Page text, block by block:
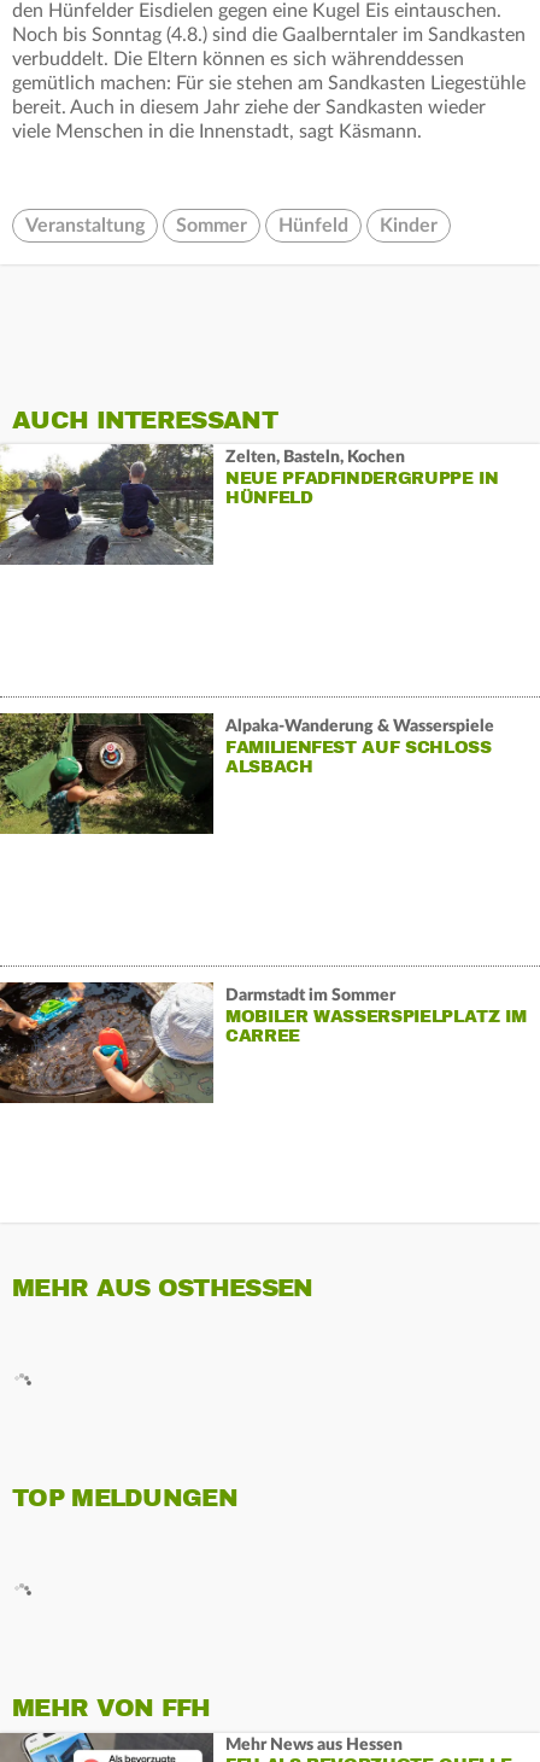
den Hünfelder Eisdielen gegen eine Kugel Eis eintauschen.
Noch bis Sonntag (4.8.) sind die Gaalberntaler im Sandkasten
verbuddelt. Die Eltern können es sich währenddessen
gemütlich machen: Für sie stehen am Sandkasten Liegestühle
bereit. Auch in diesem Jahr ziehe der Sandkasten wieder
viele Menschen in die Innenstadt, sagt Käsmann.
Veranstaltung Sommer Hünfeld Kinder
AUCH INTERESSANT
Zelten, Basteln, Kochen
NEUE PFADFINDERGRUPPE IN
HÜNFELD
Alpaka-Wanderung & Wasserspiele
FAMILIENFEST AUF SCHLOSS
ALSBACH
Darmstadt im Sommer
MOBILER WASSERSPIELPLATZ IM
CARREE
MEHR AUS OSTHESSEN
TOP MELDUNGEN
MEHR VON FFH
Mehr News aus Hessen